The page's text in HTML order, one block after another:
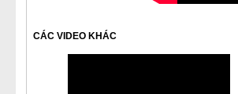
CÁC VIDEO KHÁC